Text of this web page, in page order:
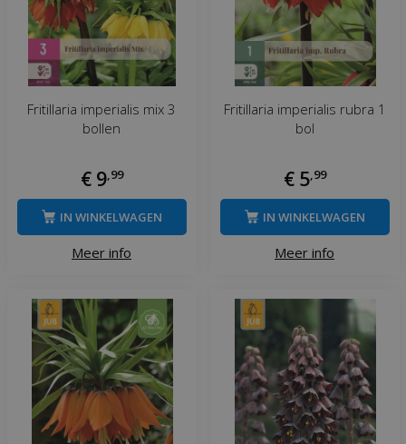
Fritillaria imperialis mix 3
bollen
€ 9,99
Meer info
IN WINKELWAGEN
Fritillaria imperialis rubra 1
bol
€ 5,99
Meer info
IN WINKELWAGEN